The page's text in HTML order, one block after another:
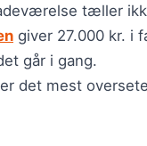
tæller
giver 27.000 kr. i
går i gang.
er det mest